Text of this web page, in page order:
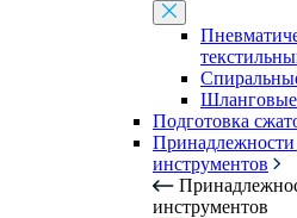
Подготовка
Принадлежности
инструментов
инструментов